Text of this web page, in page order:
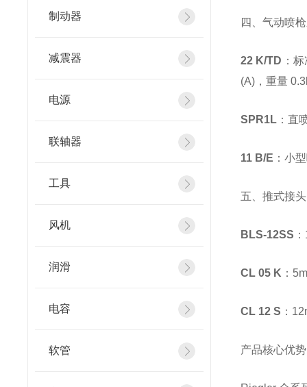
制动器
减震器
电源
联轴器
工具
风机
润滑
电容
软管
四、气动喷
22 K/TD ：
(A)，重量
SPR1L ：直
11 B/E ：小
五、推式接
BLS-12SS
CL 05 K ：
CL 12 S ：
产品核心优势